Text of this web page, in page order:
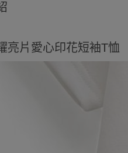
亮片愛心印花短袖T恤